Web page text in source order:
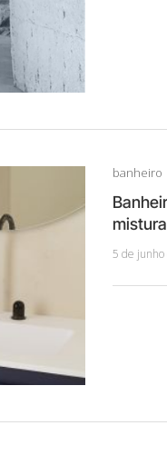
banheiro
5 de